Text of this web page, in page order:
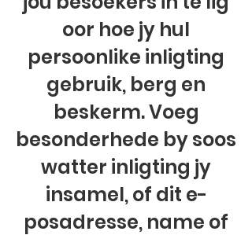
oor hoe jy hul
persoonlike inligting
gebruik, berg en
beskerm. Voeg
besonderhede by soos
watter inligting jy
insamel, of dit e-
posadresse, name of